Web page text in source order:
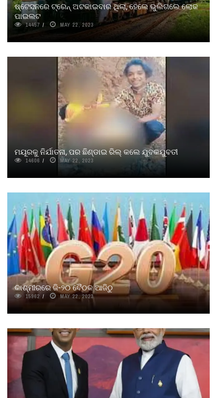
ଷ୍ଟେସନରେ ଟ୍ରେନ୍ ଅଟକାଇବାର ଥିଲା, ହେଲେ ଭୁଲିଗଲେ ଲୋକ
ପାଇଲଟ
14457 MAY 22, 2023
ମୟୂରକୁ ନିର୍ଯାତନା, ପର ଛିଣ୍ଡାଇ ରିଲ୍ କଲେ ଯୁବକଯୁବତୀ
14606 MAY 22, 2023
କାଶ୍ମୀରରେ ଜି-୨୦ ବୈଠକ ଆଜିଠୁ
15962 MAY 22, 2023